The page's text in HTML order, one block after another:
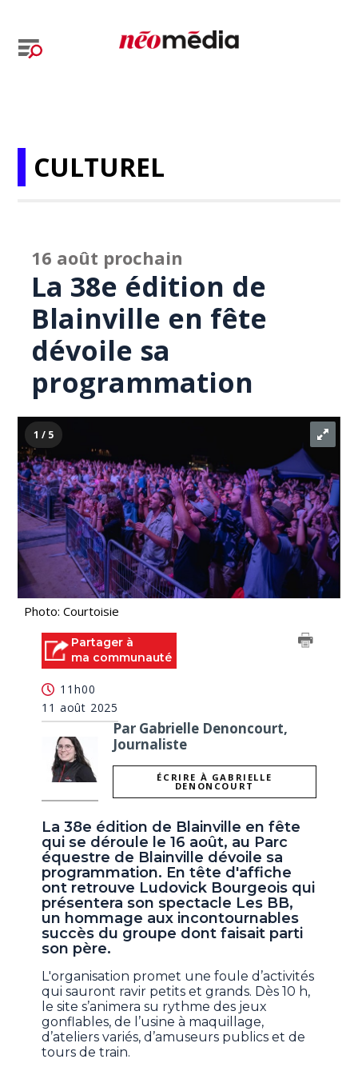
CULTUREL
16 août prochain
La 38e édition de
Blainville en fête
dévoile sa
programmation
1 / 5
Photo: Courtoisie
Partager à
ma communauté
11h00
11 août 2025
Par Gabrielle Denoncourt,
Journaliste
ÉCRIRE À GABRIELLE
DENONCOURT
La 38e édition de Blainville en fête
qui se déroule le 16 août, au Parc
équestre de Blainville dévoile sa
programmation. En tête d'affiche
ont retrouve Ludovick Bourgeois qui
présentera son spectacle Les BB,
un hommage aux incontournables
succès du groupe dont faisait parti
son père.
L'organisation promet une foule d’activités
qui sauront ravir petits et grands. Dès 10 h,
le site s’animera su rythme des jeux
gonflables, de l’usine à maquillage,
d’ateliers variés, d’amuseurs publics et de
tours de train.